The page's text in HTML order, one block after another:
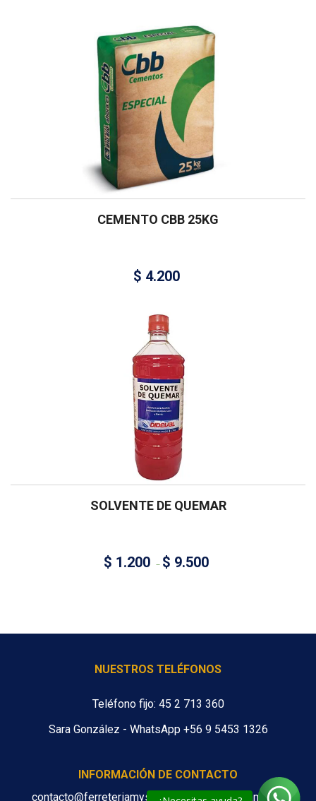
CEMENTO CBB 25KG
$ 4.200
SOLVENTE DE QUEMAR
$ 1.200 – $ 9.500
NUESTROS TELÉFONOS
Teléfono fijo: 45 2 713 360
Sara González - WhatsApp +56 9 5453 1326
INFORMACIÓN DE CONTACTO
contacto@ferreteriamys.cl ventas@ferreteriamys.cl